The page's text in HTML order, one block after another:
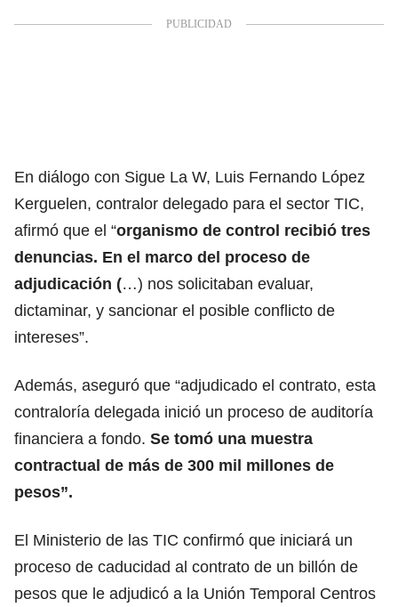
En diálogo con Sigue La W, Luis Fernando López
Kerguelen, contralor delegado para el sector TIC,
afirmó que el “organismo de control recibió tres
denuncias. En el marco del proceso de
adjudicación (…) nos solicitaban evaluar,
dictaminar, y sancionar el posible conflicto de
intereses”.
Además, aseguró que “adjudicado el contrato, esta
contraloría delegada inició un proceso de auditoría
financiera a fondo. Se tomó una muestra
contractual de más de 300 mil millones de
pesos”.
El Ministerio de las TIC confirmó que iniciará un
proceso de caducidad al contrato de un billón de
pesos que le adjudicó a la Unión Temporal Centros